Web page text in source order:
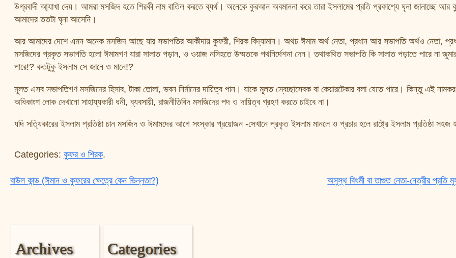
উগ্রবাদী আ্যাখা দেয়। আমরা মসজিদ হতে শিরকী নাম বাতিল করতে ব্যর্থ। অনেকে কুরআন অবমাননা করে তারা ইসলামের প্রতি প্রকাশ্যে ঘৃনা জানাচ্ছে আর
আমাদের ততটা ঘৃনা আসেনি।
আর আমাদের দেশে এমন অনেক মসজিদ আছে যার সভাপতির আকীদায় কুফরী, শিরক বিদ্যামান। অথচ ঈমাম অর্থ নেতা, প্রধান আর সভাপতি অর্থও নেতা,
মসজিদের প্রকৃত সভাপতি হলো ঈমামগণ যারা সালাত পড়ান, ও ওয়াজ নসিহতে উম্মতকে পথনির্দেশনা দেন। তথাকথিত সভাপতি কি সালাত পড়াতে পারে না
পারে!? কতটুকু ইসলাম সে জানে ও মানে!?
মূলত এসব সভাপতিগণ মসজিদের হিসাব, টাকা তোলা, ভবন নির্মানের দায়িত্ব পান। যাকে মূলত স্বেচ্ছাসেবক বা কেয়ারটেকার বলা যেতে পারে। কিন্তু এই
অধিকাংশ লোক দেখানো সাহায্যকারী ধনী, ব্যবসায়ী, রাজনীতিবিদ মসজিদের পদ ও দায়িত্ব গ্রহণ করতে চাইবে না।
যদি সত্যিকারের ইসলাম প্রতিষ্ঠা চান মসজিদ ও ঈমামদের আগে সংস্কার প্রয়োজন -সেখানে প্রকৃত ইসলাম মানলে ও প্রচার হলে রাষ্ট্রে ইসলাম প্রতিষ্ঠা সহজ
Categories: কুফর ও শিরক.
Post navigation
বাউল কান্ড (ঈমান ও কুফরের ক্ষেত্রে কেন ভিন্নতা?) অসুস্থ বিধর্মী বা তাগুত নেতা-নেত্রীর প্রতি
Archives Categories